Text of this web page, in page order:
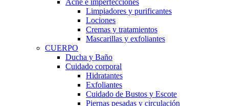
Acné e imperfecciones
Limpiadores y purificantes
Lociones
Cremas y tratamientos
Mascarillas y exfoliantes
CUERPO
Ducha y Baño
Cuidado corporal
Hidratantes
Exfoliantes
Cuidado de Bustos y Escote
Piernas pesadas y circulación